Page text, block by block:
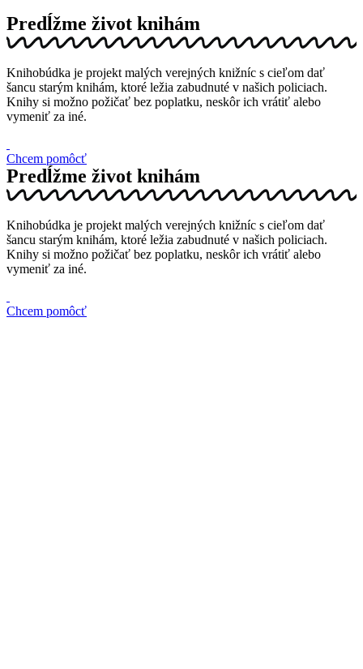
Predĺžme život knihám
Knihobúdka je projekt malých verejných knižníc s cieľom dať
šancu starým knihám, ktoré ležia zabudnuté v našich policiach.
Knihy si možno požičať bez poplatku, neskôr ich vrátiť alebo
vymeniť za iné.
Chcem pomôcť
Predĺžme život knihám
Knihobúdka je projekt malých verejných knižníc s cieľom dať
šancu starým knihám, ktoré ležia zabudnuté v našich policiach.
Knihy si možno požičať bez poplatku, neskôr ich vrátiť alebo
vymeniť za iné.
Chcem pomôcť